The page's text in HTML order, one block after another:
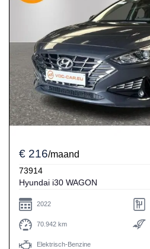
€ 216/maand
73914
Hyundai i30 WAGON
2022
70.942 km
Elektrisch-Benzine